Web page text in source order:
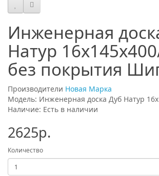
Инженерная
Натур
без покрытия
Производители Новая Марка
Модель: Инженерная доска Дуб Натур
Наличие: Есть в наличии
2625р.
Количество